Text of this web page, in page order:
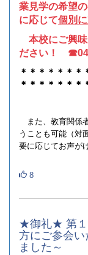
業見学の希望
に応じて個別
本校にご興味
ださい！
＊＊＊＊＊＊＊
＊＊＊＊＊＊＊
また、教育関係
うことも可能（対
要に応じてお声が
8
★御礼★ 第１
方にご参会
ました～